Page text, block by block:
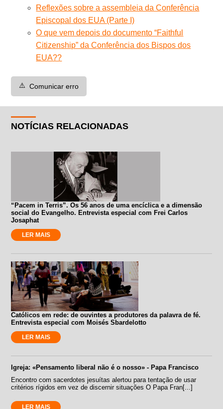
Reflexões sobre a assembleia da Conferência
Episcopal dos EUA (Parte I)
O que vem depois do documento “Faithful
Citizenship” da Conferência dos Bispos dos
EUA??
⚠️ Comunicar erro
NOTÍCIAS RELACIONADAS
“Pacem in Terris”. Os 56 anos de uma encíclica e a dimensão
social do Evangelho. Entrevista especial com Frei Carlos
Josaphat
LER MAIS
Católicos em rede: de ouvintes a produtores da palavra de fé.
Entrevista especial com Moisés Sbardelotto
LER MAIS
Igreja: «Pensamento liberal não é o nosso» - Papa Francisco
Encontro com sacerdotes jesuítas alertou para tentação de usar
critérios rígidos em vez de discernir situações O Papa Fran[...]
LER MAIS